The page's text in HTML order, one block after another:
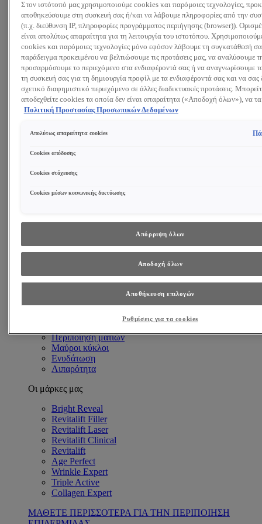
Αναζητώ:
Προϊόντα
Συμβουλές και Τάσεις
Περιποίηση Προσώπου
Κρέμα ημέρας
Κρέμα νύχτας
Κρέμα ματιών
Ορός προσώπου
Μάσκα Προσώπου
Καθαρισμός Προσώπου
Τονωτική λοσιόν
Ντεμακιγιάζ
ΔΕΙΤΕ ΟΛΑ ΤΑ ΠΡΟΪΟΝΤΑ
Γλυκολικό Οξύ
ΔΕΙΤΕ ΟΛΑ ΤΑ ΣΥΣΤΑΤΙΚΑ
Αντιγήρανση
Λεπτές γραμμές & Ρυτίδες
Πρώιμα σημάδια γήρανσης
Περιποίηση ματιών
Μαύροι κύκλοι
Ενυδάτωση
Λιπαρότητα
Οι μάρκες μας
Bright Reveal
Revitalift Filler
Revitalift Laser
Revitalift Clinical
Revitalift
Age Perfect
Wrinkle Expert
Triple Active
Collagen Expert
ΜΑΘΕΤΕ ΠΕΡΙΣΣΟΤΕΡΑ ΓΙΑ ΤΗΝ ΠΕΡΙΠΟΙΗΣΗ
Στον ιστότοπό μας χρησιμοποιούμε cookies και παρόμοιες τεχνολογίες,
αποθηκεύσουμε στη συσκευή σας ή/και να λάβουμε πληροφορίες από την
(π.χ. διεύθυνση IP, πληροφορίες προγράμματος περιήγησης (browser)).
είναι απολύτως απαραίτητα για τη λειτουργία του ιστοτόπου.
cookies και παρόμοιες τεχνολογίες μόνο εφόσον λάβουμε τη συγκατάθεσή
παράδειγμα προκειμένου να βελτιώσουμε τις προτάσεις μας, να αναλύσουμε
προσαρμόσουμε το περιεχόμενο στα ενδιαφέροντά σας ή να αναγνωρίσουμε
τη συσκευή σας για τη δημιουργία προφίλ με τα ενδιαφέροντά σας και να σας
σχετικό διαφημιστικό περιεχόμενο σε άλλες διαδικτυακές προτάσεις.
αποδεχθείτε cookies τα οποία δεν είναι απαραίτητα («Αποδοχή όλων»), να τα
(«Απόρριψη όλων») ή να ρυθμίσετε και να αποθηκεύσετε τις επιλογές σας
επιλογές σας (επιλέγοντας το link «Ρυθμίσεις για τα cookies»). Περισσότερες
Πολιτική Προστασίας Προσωπικών Δεδομένων
Απολύτως απαραίτητα cookies
Cookies απόδοσης
Cookies στόχευσης
Cookies μέσων κοινωνικής δικτύωσης
Απόρριψη όλων
Αποδοχή όλων
Αποθήκευση επιλογών
Ρυθμίσεις για τα cookies